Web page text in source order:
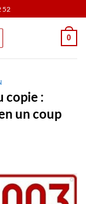
52
0
copie :
un coup